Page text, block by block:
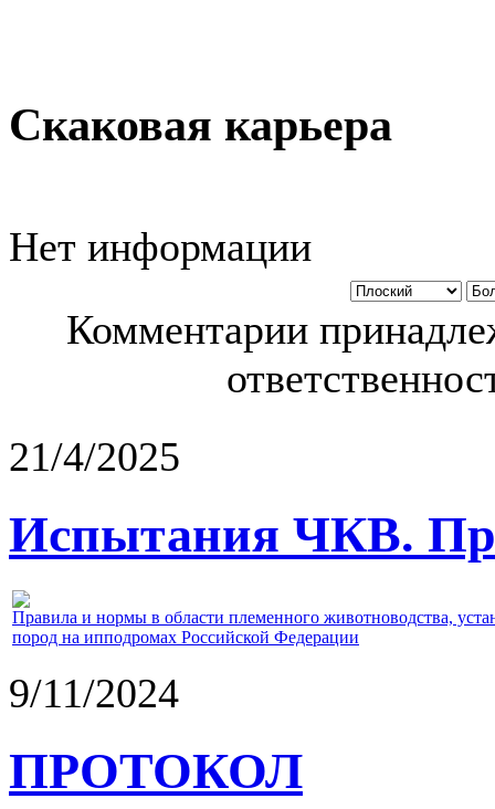
Скаковая карьера
Нет информации
Комментарии
21/4/2025
Испытания ЧКВ.
Правила и нормы в области племенного животноводства,
пород на ипподромах Российской Федерации
9/11/2024
ПРОТОКОЛ